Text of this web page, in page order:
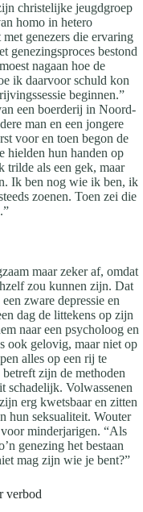
christelijke jeugdgroep
homo in hetero
genezers die ervaring
genezingsproces bestond
nagaan hoe de
ik daarvoor schuld kon
beginnen.”
een boerderij in Noord-
man en een jongere
voor en toen begon de
hielden hun handen op
trilde als een gek, maar
Ik ben nog wie ik ben, ik
zoenen. Toen zei die
maar zeker af, omdat
zou kunnen zijn. Dat
zware depressie en
dag de littekens op zijn
naar een psycholoog en
ook gelovig, maar niet op
alles op een rij te
zijn de methoden
schadelijk. Volwassenen
erg kwetsbaar en zitten
hun seksualiteit. Wouter
minderjarigen. “Als
genezing het bestaan
mag zijn wie je bent?”
verbod